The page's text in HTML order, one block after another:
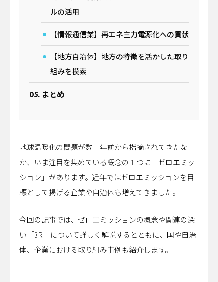
ルの活用
【情報通信業】再エネ主力電源化への貢献
【地方自治体】地方の特徴を活かした取り
組みを模索
まとめ
地球温暖化の問題が数十年前から指摘されてきたな
か、いま注目を集めている概念の１つに「ゼロエミッ
ション」があります。近年ではゼロエミッションを目
標として掲げる企業や自治体も増えてきました。
今回の記事では、ゼロエミッションの概念や関連の深
い「3R」について詳しく解説するとともに、国や自治
体、企業における取り組み事例も紹介します。